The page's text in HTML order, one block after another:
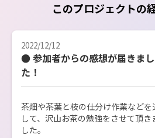
このプロジェクトの
2022/12/12
● 参加者からの感想が届きまし
た！
茶畑や茶葉と枝の仕分け作業などを
して、沢山お茶の勉強をさせて頂き
した。